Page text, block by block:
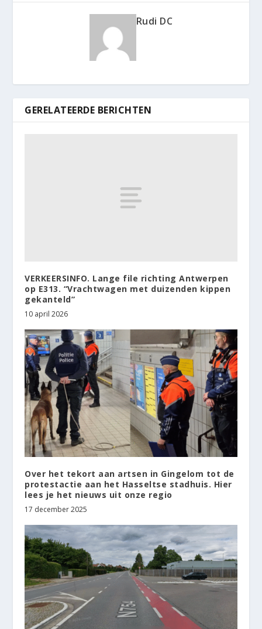
Rudi DC
GERELATEERDE BERICHTEN
VERKEERSINFO. Lange file richting Antwerpen
op E313. “Vrachtwagen met duizenden kippen
gekanteld”
10 april 2026
Over het tekort aan artsen in Gingelom tot de
protestactie aan het Hasseltse stadhuis. Hier
lees je het nieuws uit onze regio
17 december 2025